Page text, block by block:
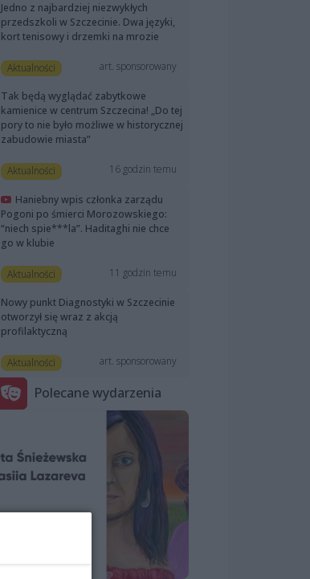
Jedno z najbardziej niezwykłych
przedszkoli w Szczecinie. Dwa języki,
kort tenisowy i drzemki na mrozie
Aktualności art. sponsorowany
Tak będą wyglądać zabytkowe
kamienice w centrum Szczecina! „Do tej
pory to nie było możliwe w historycznej
zabudowie miasta”
Aktualności 16 godzin temu
Haniebny wpis członka zarządu
Pogoni po śmierci Morozowskiego:
“niech spie***la”. Haditaghi nie chce
go w klubie
Aktualności 11 godzin temu
Nowy punkt Diagnostyki w Szczecinie
otworzył się wraz z akcją
profilaktyczną
Aktualności art. sponsorowany
Polecane wydarzenia